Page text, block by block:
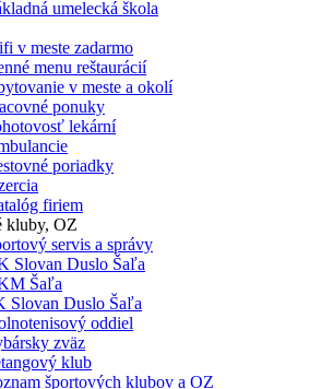
umelecká škola
v meste zadarmo
menu reštaurácií
v meste a okolí
ponuky
lekární
poriadky
firiem
kluby, OZ
servis a správy
Slovan Duslo Šaľa
Šaľa
Slovan Duslo Šaľa
oddiel
zväz
klub
športových klubov a OZ